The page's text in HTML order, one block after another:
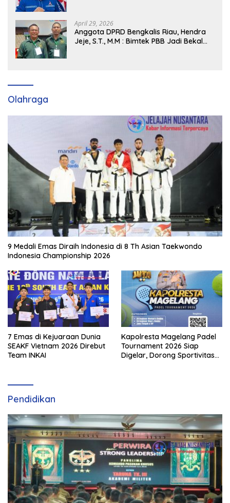
April 29, 2026
Anggota DPRD Bengkalis Riau, Hendra
Jeje, S.T., M.M : Bimtek PBB Jadi Bekal
Olahraga
9 Medali Emas Diraih Indonesia di 8 Th Asian Taekwondo
Indonesia Championship 2026
7 Emas di Kejuaraan Dunia
SEAKF Vietnam 2026 Direbut
Team INKAI
Kapolresta Magelang Padel
Tournament 2026 Siap
Digelar, Dorong Sportivitas
Pendidikan